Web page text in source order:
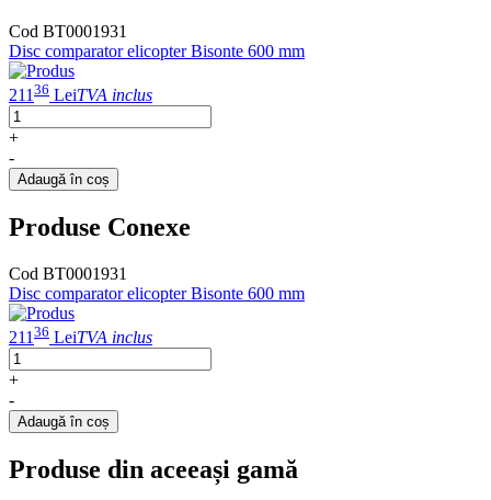
Cod BT0001931
Disc comparator elicopter Bisonte 600 mm
211 36 LeiTVA inclus
+
-
Adaugă în coș
Produse Conexe
Cod BT0001931
Disc comparator elicopter Bisonte 600 mm
211 36 LeiTVA inclus
+
-
Adaugă în coș
Produse din aceeași gamă